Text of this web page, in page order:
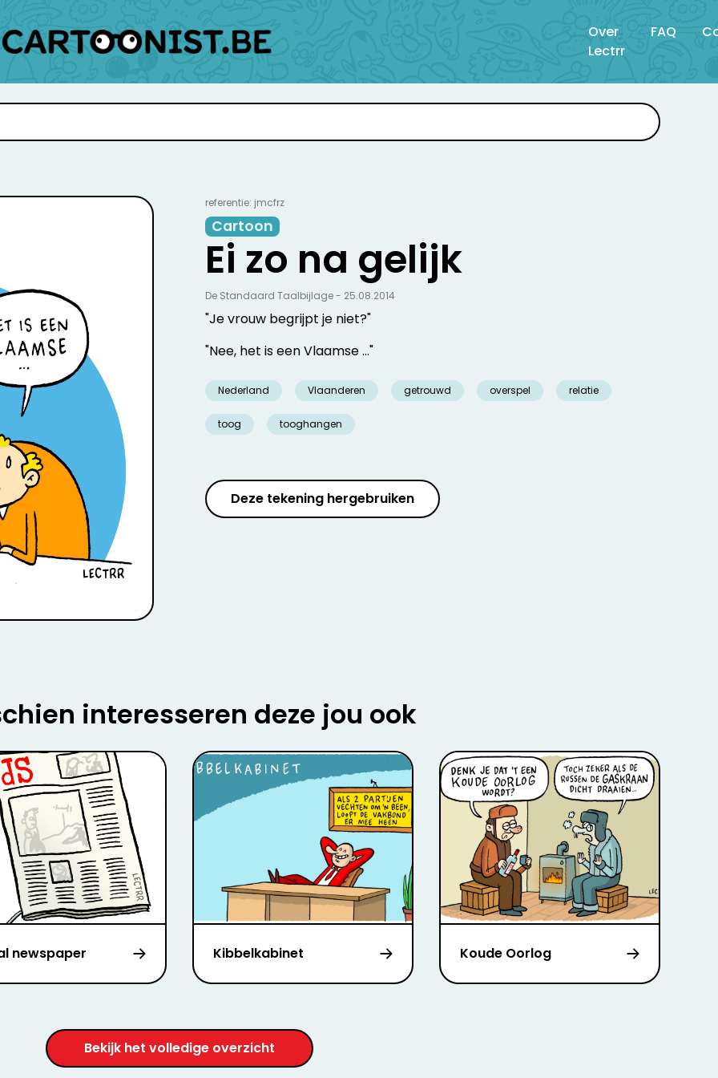
Over
Lectrr
FAQ
referentie: jmcfrz
Cartoon
Ei zo na gelijk
"Je vrouw begrijpt je niet?"
"Nee, het is een Vlaamse ..."
Nederland Vlaanderen getrouwd overspel relatie
toog tooghangen
De Standaard Taalbijlage - 25.08.2014
Deze tekening hergebruiken
interesseren deze jou ook
newspaper Kibbelkabinet Koude Oorlog
Bekijk het volledige overzicht